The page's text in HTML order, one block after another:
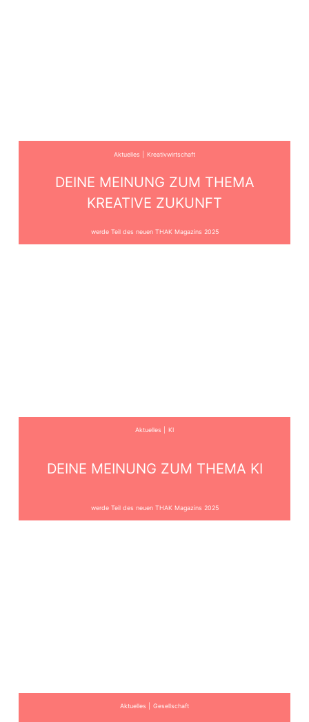
Aktuelles Kreativwirtschaft
DEINE MEINUNG ZUM THEMA
KREATIVE ZUKUNFT
werde Teil des neuen THAK Magazins 2025
Aktuelles KI
DEINE MEINUNG ZUM THEMA KI
werde Teil des neuen THAK Magazins 2025
Aktuelles Gesellschaft